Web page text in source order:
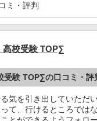
ミ・評判
高校受験 TOP∑
受験 TOP∑の口コミ・評
気を引き出していただ
て、行けるところでは